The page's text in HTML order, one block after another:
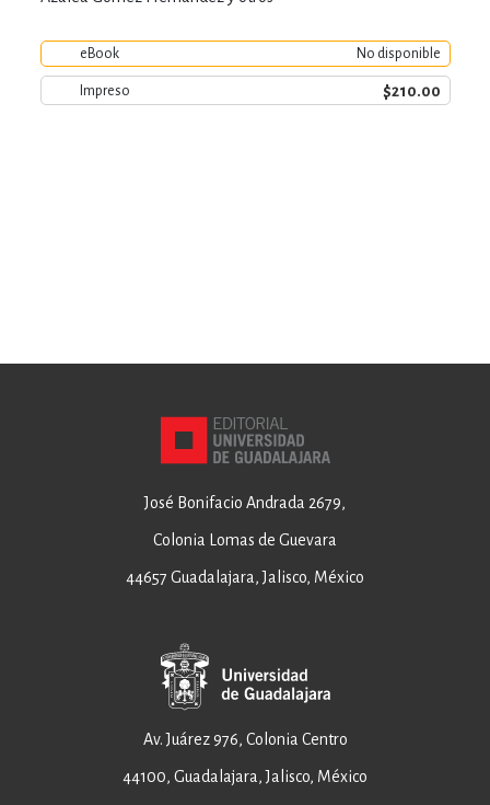
eBook No disponible
Impreso $210.00
José Bonifacio Andrada 2679,
Colonia Lomas de Guevara
44657 Guadalajara, Jalisco, México
Av. Juárez 976, Colonia Centro
44100, Guadalajara, Jalisco, México